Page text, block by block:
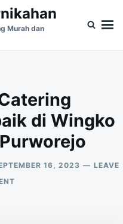
Murah dan
di Wingko
16, 2023
LEAVE
ON